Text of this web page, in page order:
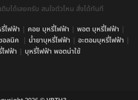
มได้เลยครับ สนใจตัวไหน สั่งได้ทันที
ไฟฟ้า | คอย บุหรี่ไฟฟ้า | พอต บุหรี่ไฟฟ้า |
อลนิค | น้ำยาบุหรี่ไฟฟ้า | อะตอมบุหรี่ไฟฟ้า |
ฟฟ้า | บุหรี่ไฟฟ้า พอตน่าใช้